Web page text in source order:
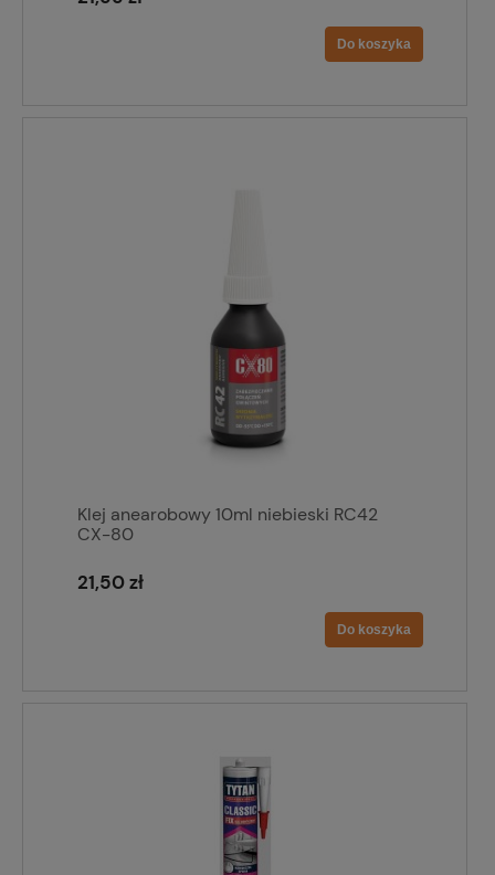
Do koszyka
Klej anearobowy 10ml niebieski RC42
CX-80
21,50 zł
Do koszyka